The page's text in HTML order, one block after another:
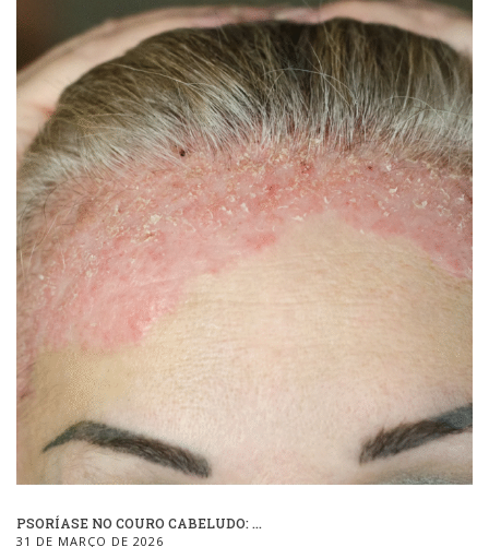
PSORÍASE NO COURO CABELUDO: ...
31 DE MARÇO DE 2026